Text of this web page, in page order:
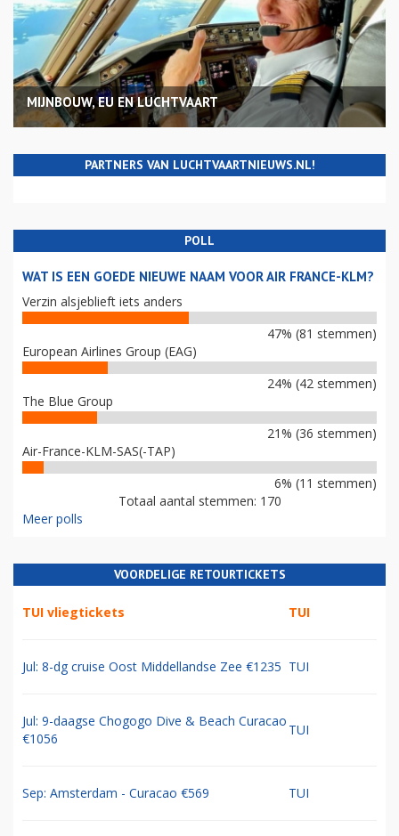
MIJNBOUW, EU EN LUCHTVAART
PARTNERS VAN LUCHTVAARTNIEUWS.NL!
POLL
WAT IS EEN GOEDE NIEUWE NAAM VOOR AIR FRANCE-KLM?
Verzin alsjeblieft iets anders
47% (81 stemmen)
European Airlines Group (EAG)
24% (42 stemmen)
The Blue Group
21% (36 stemmen)
Air-France-KLM-SAS(-TAP)
6% (11 stemmen)
Totaal aantal stemmen: 170
Meer polls
VOORDELIGE RETOURTICKETS
TUI vliegtickets TUI
Jul: 8-dg cruise Oost Middellandse Zee €1235 TUI
Jul: 9-daagse Chogogo Dive & Beach Curacao
€1056
TUI
Sep: Amsterdam - Curacao €569 TUI